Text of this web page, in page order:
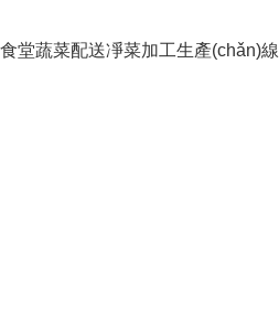
食堂蔬菜配送凈菜加工生產(chǎn)線